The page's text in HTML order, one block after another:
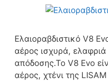
Ελαιοραβδιστικό V8
αέρος ισχυρά,
απόδοσης.Το V8 Evo
αέρος, χτένι της